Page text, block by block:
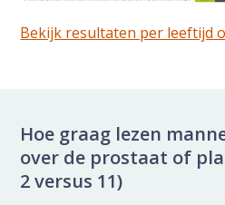
Bekijk resultaten per leeftijd
Hoe graag lezen
over de prostaat of
2 versus 11)